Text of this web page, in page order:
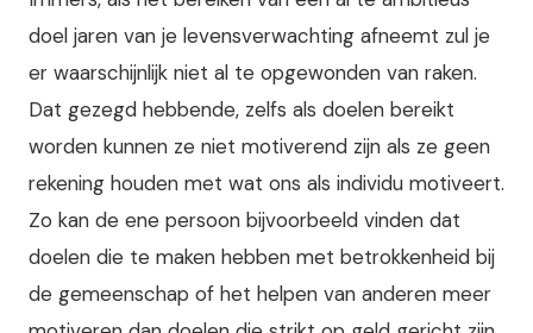
doel jaren van je levensverwachting afneemt zul je
er waarschijnlijk niet al te opgewonden van raken.
Dat gezegd hebbende, zelfs als doelen bereikt
worden kunnen ze niet motiverend zijn als ze geen
rekening houden met wat ons als individu motiveert.
Zo kan de ene persoon bijvoorbeeld vinden dat
doelen die te maken hebben met betrokkenheid bij
de gemeenschap of het helpen van anderen meer